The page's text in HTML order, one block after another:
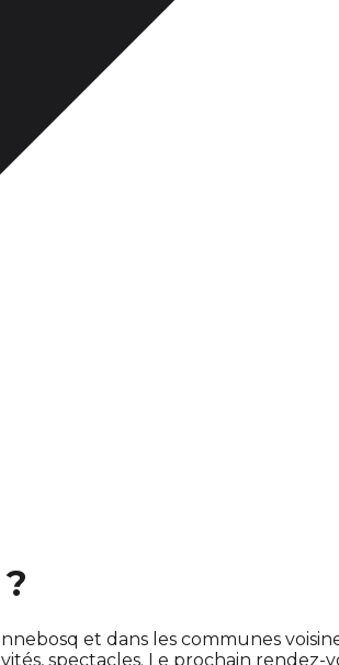
et dans les communes
spectacles. Le prochain rendez-